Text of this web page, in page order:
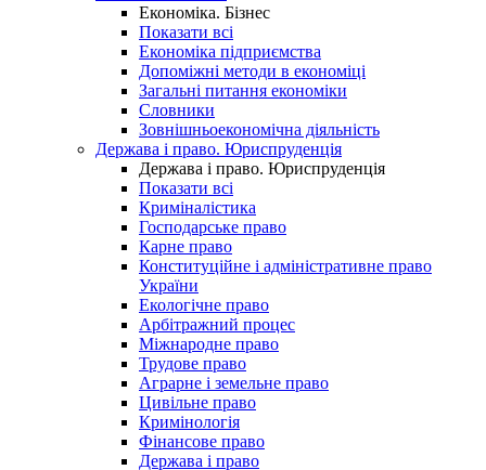
Економіка. Бізнес
Показати всі
Економіка підприємства
Допоміжні методи в економіці
Загальні питання економіки
Словники
Зовнішньоекономічна діяльність
Держава і право. Юриспруденція
Держава і право. Юриспруденція
Показати всі
Криміналістика
Господарське право
Карне право
Конституційне і адміністративне право
України
Екологічне право
Арбітражний процес
Міжнародне право
Трудове право
Аграрне і земельне право
Цивільне право
Кримінологія
Фінансове право
Держава і право